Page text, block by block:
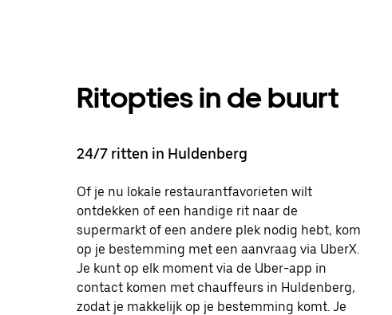
Ritopties in de buurt
24/7 ritten in Huldenberg
Of je nu lokale restaurantfavorieten wilt
ontdekken of een handige rit naar de
supermarkt of een andere plek nodig hebt, kom
op je bestemming met een aanvraag via UberX.
Je kunt op elk moment via de Uber-app in
contact komen met chauffeurs in Huldenberg,
zodat je makkelijk op je bestemming komt. Je